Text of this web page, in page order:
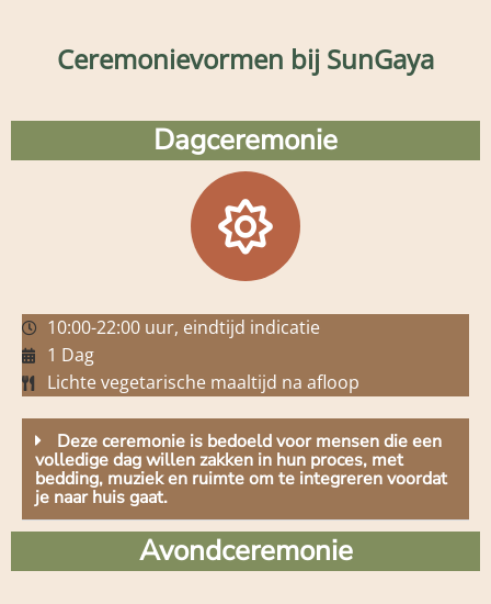
Ceremonievormen bij SunGaya
Dagceremonie
10:00-22:00 uur, eindtijd indicatie
1 Dag
Lichte vegetarische maaltijd na afloop
Deze ceremonie is bedoeld voor mensen die een
volledige dag willen zakken in hun proces, met
bedding, muziek en ruimte om te integreren voordat
je naar huis gaat.
Avondceremonie